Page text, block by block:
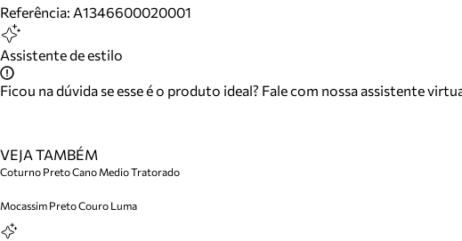
Referência: A1346600020001
Assistente de estilo
Ficou na dúvida se esse é o produto ideal? Fale com nossa assistente
VEJA TAMBÉM
Coturno Preto Cano Medio Tratorado
Mocassim Preto Couro Luma